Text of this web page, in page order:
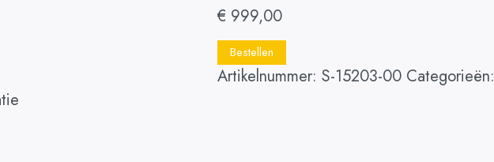
€ 999,00
Bestellen
Artikelnummer: S-15203-00 Categorieën: